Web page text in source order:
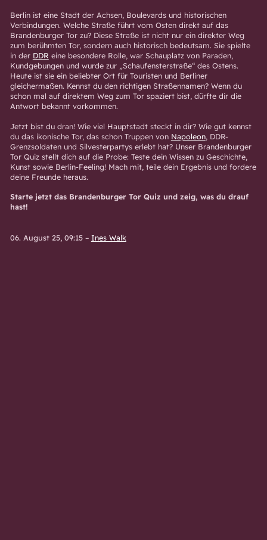
Berlin ist eine Stadt der Achsen, Boulevards und historischen
Verbindungen. Welche Straße führt vom Osten direkt auf das
Brandenburger Tor zu? Diese Straße ist nicht nur ein direkter Weg
zum berühmten Tor, sondern auch historisch bedeutsam. Sie spielte
in der DDR eine besondere Rolle, war Schauplatz von Paraden,
Kundgebungen und wurde zur „Schaufensterstraße“ des Ostens.
Heute ist sie ein beliebter Ort für Touristen und Berliner
gleichermaßen. Kennst du den richtigen Straßennamen? Wenn du
schon mal auf direktem Weg zum Tor spaziert bist, dürfte dir die
Antwort bekannt vorkommen.
Jetzt bist du dran! Wie viel Hauptstadt steckt in dir? Wie gut kennst
du das ikonische Tor, das schon Truppen von Napoleon, DDR-
Grenzsoldaten und Silvesterpartys erlebt hat? Unser Brandenburger
Tor Quiz stellt dich auf die Probe: Teste dein Wissen zu Geschichte,
Kunst sowie Berlin-Feeling! Mach mit, teile dein Ergebnis und fordere
deine Freunde heraus.
Starte jetzt das Brandenburger Tor Quiz und zeig, was du drauf
hast!
06. August 25, 09:15– Ines Walk